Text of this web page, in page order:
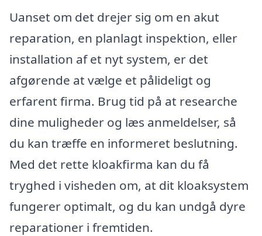
Uanset om det drejer sig om en akut
reparation, en planlagt inspektion, eller
installation af et nyt system, er det
afgørende at vælge et pålideligt og
erfarent firma. Brug tid på at researche
dine muligheder og læs anmeldelser, så
du kan træffe en informeret beslutning.
Med det rette kloakfirma kan du få
tryghed i visheden om, at dit kloaksystem
fungerer optimalt, og du kan undgå dyre
reparationer i fremtiden.